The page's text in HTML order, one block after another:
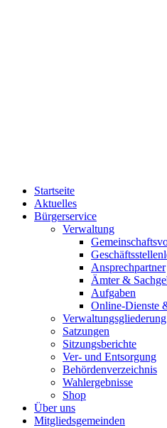
Startseite
Aktuelles
Bürgerservice
Verwaltung
Ansprechpartner
Ämter &
Aufgaben
Online-Dienste
Verwaltungsgliederung
Satzungen
Sitzungsberichte
Ver- und Entsorgung
Behördenverzeichnis
Wahlergebnisse
Shop
Über uns
Mitgliedsgemeinden